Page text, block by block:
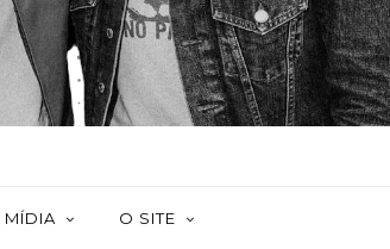
MÍDIA O SITE